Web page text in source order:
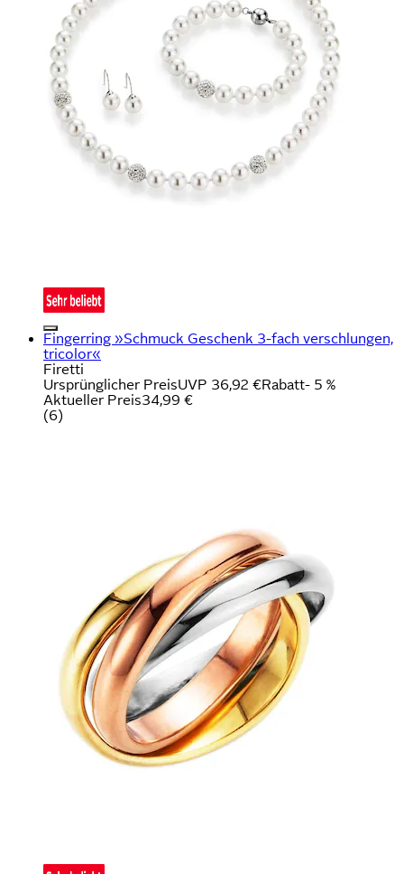
Fingerring »Schmuck Geschenk 3-fach verschlungen,
tricolor«
Firetti
Ursprünglicher PreisUVP 36,92 €Rabatt- 5 %
Aktueller Preis34,99 €
(6)